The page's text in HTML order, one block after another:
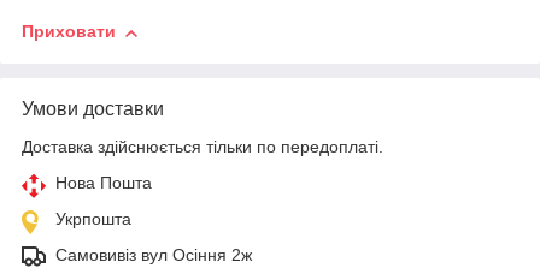
Приховати
Умови доставки
Доставка здійснюється тільки по передоплаті.
Нова Пошта
Укрпошта
Самовивіз вул Осіння 2ж